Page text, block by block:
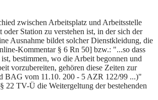
zwischen Arbeitsplatz und Arbeitsstelle
Station zu verstehen ist, in der sich der
Ausnahme bildet solcher Dienstkleidung, die
Kommentar § 6 Rn 50] bzw.: "...so dass
bestimmen, wo die Arbeit begonnen und
vorzubereiten, gehören diese Zeiten zur
BAG vom 11.10. 200 - 5 AZR 122/99 ...)"
22 TV-Ü die Weitergeltung der bestehenden